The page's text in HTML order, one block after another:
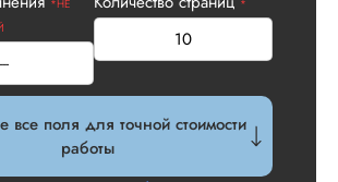
*НЕ
*
все поля для точной стоимости
работы
устроила стоимость
официального
по структуре
что не было
все в порядке в
плане. Научруки